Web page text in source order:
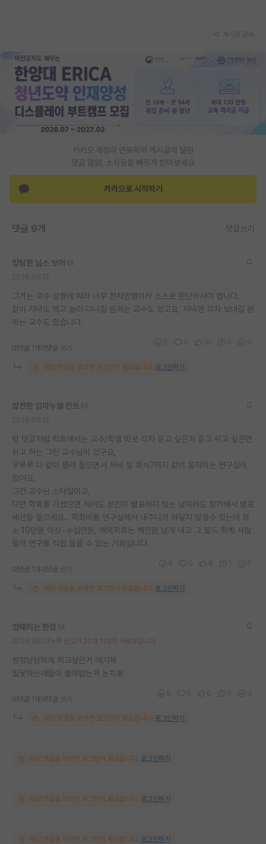
장학금/장학생 게시판
학술 정보 게시판
홍보 게시판
이벤트
반도체 아카데미
재팬라운지 🌸
카카오 계정과 연동하여 게시글에 달린
댓글 알람, 소식등을 빠르게 받아보세요
카카오로 시작하기
댓글 9개 댓글쓰기
방탕한 닐스 보어
그거는 교수 성향에 따라 너무 천차만별이라 스스로 판단하셔야 합니다.
같이 저녁도 먹고 놀러 다니길 원하는 교수도 있고요, 저녁엔 각자 보내길 원
하는 교수도 있습니다.
대댓글 1개 대댓글 쓰기
해당 댓글을 보려면 로그인이 필요합니다. 로그인하기
얌전한 임마누엘 칸트
윗 덧글처럼 학회에서는 교수/학생 따로 각자 듣고 싶은거 듣고 쉬고 싶은면
쉬고 하는 그런 교수님이 있구요,
우루루 다 같이 몰려 들으면서 저녁 및 회식?까지 같이 움직이는 연구실이
있어요.
그건 교수님 스타일이고,
다만 학회를 가셨으면 적어도 본인이 발표하지 않는 날이라도 참가해서 발표
세션들 들으세요.. 학회비를 연구실에서 내주니까 와닿지 않을수 있는데 최
소 10만원 이상~수십만원, 해외학회는 백만원 넘게 내고 그 필드 학계 사람
들의 연구를 직접 들을 수 있는 기회입니다.
대댓글 1개 대댓글 쓰기
해당 댓글을 보려면 로그인이 필요합니다. 로그인하기
멍때리는 한강
누적 신고가 20개 이상인 사용자입니다.
정정당당하게 하고싶은거 애기해
일못하는애들이 쓸데없는거 눈치봄
대댓글 1개 대댓글 쓰기
해당 댓글을 보려면 로그인이 필요합니다. 로그인하기
해당 댓글을 보려면 로그인이 필요합니다. 로그인하기
해당 댓글을 보려면 로그인이 필요합니다. 로그인하기
해당 댓글을 보려면 로그인이 필요합니다. 로그인하기